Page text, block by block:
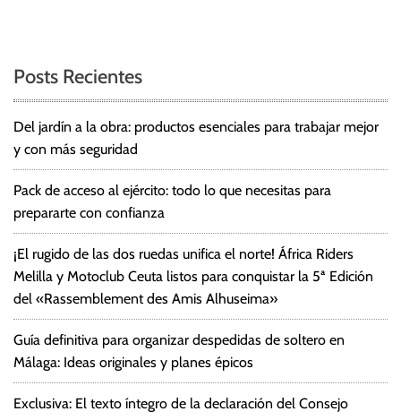
Posts Recientes
Del jardín a la obra: productos esenciales para trabajar mejor
y con más seguridad
Pack de acceso al ejército: todo lo que necesitas para
prepararte con confianza
¡El rugido de las dos ruedas unifica el norte! África Riders
Melilla y Motoclub Ceuta listos para conquistar la 5ª Edición
del «Rassemblement des Amis Alhuseima»
Guía definitiva para organizar despedidas de soltero en
Málaga: Ideas originales y planes épicos
Exclusiva: El texto íntegro de la declaración del Consejo